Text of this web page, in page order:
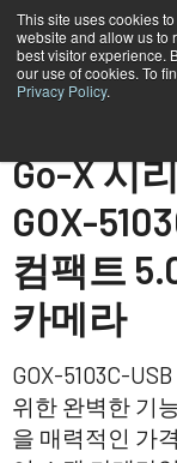
This site uses cookies
website and allow us to
best visitor experience.
our use of cookies. To
Privacy Policy.
Go-X 시
GOX-
컴팩트
카메라
GOX-5103C-
위한 완벽한 기
을 매력적인 가